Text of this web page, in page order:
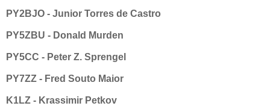
PY2BJO - Junior Torres de Castro
PY5ZBU - Donald Murden
PY5CC - Peter Z. Sprengel
PY7ZZ - Fred Souto Maior
K1LZ - Krassimir Petkov